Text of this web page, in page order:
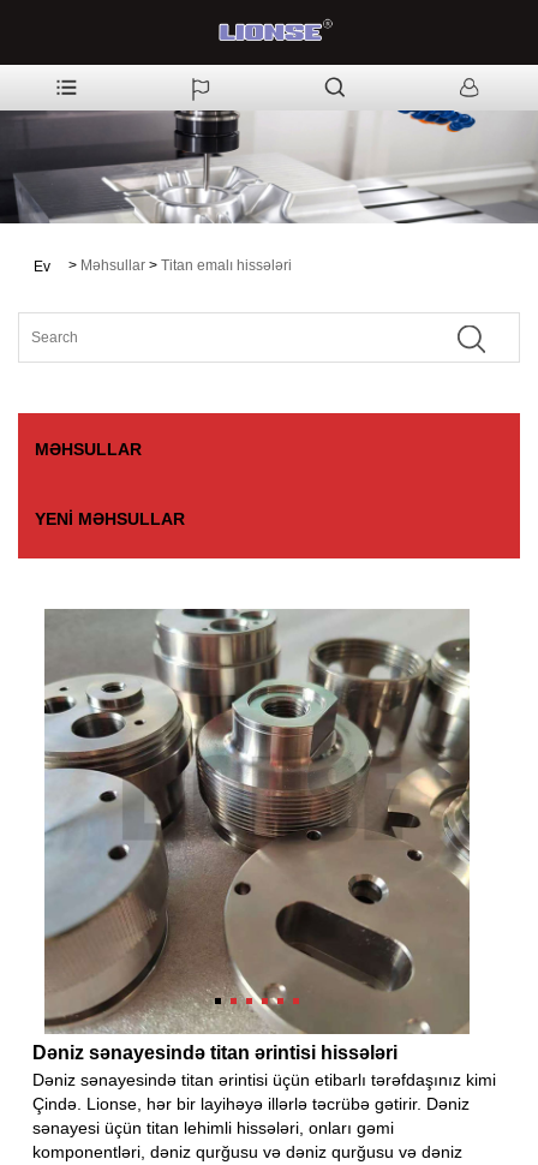
Ev > Məhsullar > Titan emalı hissələri
MƏHSULLAR
YENI MƏHSULLAR
Dəniz sənayesində titan ərintisi hissələri
Dəniz sənayesində titan ərintisi üçün etibarlı tərəfdaşınız kimi
Çində. Lionse, hər bir layihəyə illərlə təcrübə gətirir. Dəniz
sənayesi üçün titan lehimli hissələri, onları gəmi
komponentləri, dəniz qurğusu və dəniz qurğusu və dəniz